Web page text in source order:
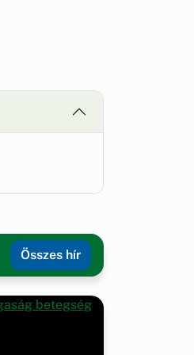
Összes hír